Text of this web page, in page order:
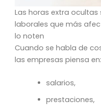
Las horas extra
laborales que más
lo noten
Cuando se habla de
las empresas piensa en:
salarios,
prestaciones,